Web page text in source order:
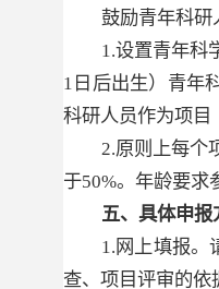
鼓励青年科研
1.设置青年科
1日后出生）青年
科研人员作为项目
2.原则上每个
于50%。年龄要求
五、具体申报
1.网上填报。
查、项目评审的依